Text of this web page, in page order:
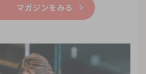
マガジンをみる